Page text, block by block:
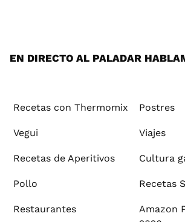
EN DIRECTO AL PALADAR
Recetas con Thermomix Postres
Vegui Viajes
Recetas de Aperitivos Cultura
Pollo Recetas
Restaurantes
Amazon